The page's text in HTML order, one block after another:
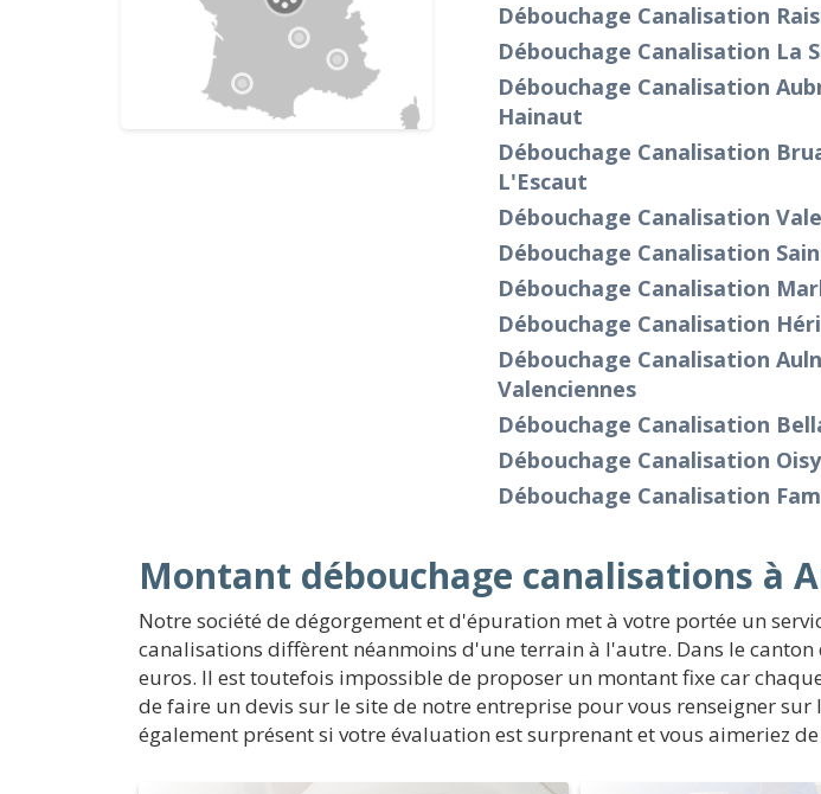
Débouchage Canalisation
Débouchage Canalisation La
Débouchage Canalisation
Hainaut
Débouchage Canalisation
L'Escaut
Débouchage Canalisation
Débouchage Canalisation
Débouchage Canalisation
Débouchage Canalisation
Débouchage Canalisation
Valenciennes
Débouchage Canalisation
Débouchage Canalisation Oisy
Débouchage Canalisation
Montant débouchage canalisations à
Notre société de dégorgement et d'épuration met à votre portée un
canalisations diffèrent néanmoins d'une terrain à l'autre. Dans le
euros. Il est toutefois impossible de proposer un montant fixe car
de faire un devis sur le site de notre entreprise pour vous renseigner
également présent si votre évaluation est surprenant et vous aimeriez